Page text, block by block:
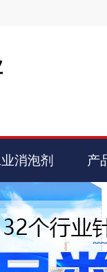
消泡剂 产